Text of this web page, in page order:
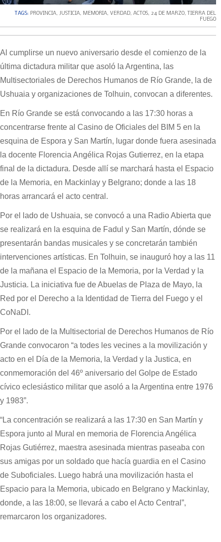
TAGS: PROVINCIA, JUSTICIA, MEMORIA, VERDAD, ACTOS, 24 DE MARZO,
TIERRA DEL
FUEGO
Al cumplirse un nuevo aniversario desde el comienzo de la
última dictadura militar que asoló la Argentina, las
Multisectoriales de Derechos Humanos de Río Grande, la de
Ushuaia y organizaciones de Tolhuin, convocan a diferentes.
En Río Grande se está convocando a las 17:30 horas a
concentrarse frente al Casino de Oficiales del BIM 5 en la
esquina de Espora y San Martín, lugar donde fuera asesinada
la docente Florencia Angélica Rojas Gutierrez, en la etapa
final de la dictadura. Desde allí se marchará hasta el Espacio
de la Memoria, en Mackinlay y Belgrano; donde a las 18
horas arrancará el acto central.
Por el lado de Ushuaia, se convocó a una Radio Abierta que
se realizará en la esquina de Fadul y San Martín, dónde se
presentarán bandas musicales y se concretarán también
intervenciones artísticas. En Tolhuin, se inauguró hoy a las 11
de la mañana el Espacio de la Memoria, por la Verdad y la
Justicia. La iniciativa fue de Abuelas de Plaza de Mayo, la
Red por el Derecho a la Identidad de Tierra del Fuego y el
CoNaDI.
Por el lado de la Multisectorial de Derechos Humanos de Río
Grande convocaron “a todes les vecines a la movilización y
acto en el Día de la Memoria, la Verdad y la Justica, en
conmemoración del 46º aniversario del Golpe de Estado
cívico eclesiástico militar que asoló a la Argentina entre 1976
y 1983”.
“La concentración se realizará a las 17:30 en San Martín y
Espora junto al Mural en memoria de Florencia Angélica
Rojas Gutiérrez, maestra asesinada mientras paseaba con
sus amigas por un soldado que hacía guardia en el Casino
de Suboficiales. Luego habrá una movilización hasta el
Espacio para la Memoria, ubicado en Belgrano y Mackinlay,
donde, a las 18:00, se llevará a cabo el Acto Central”,
remarcaron los organizadores.